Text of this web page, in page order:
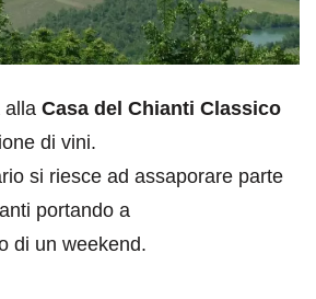
alla Casa del Chianti Classico
di vini.
si riesce ad assaporare parte
portando a
di un weekend.